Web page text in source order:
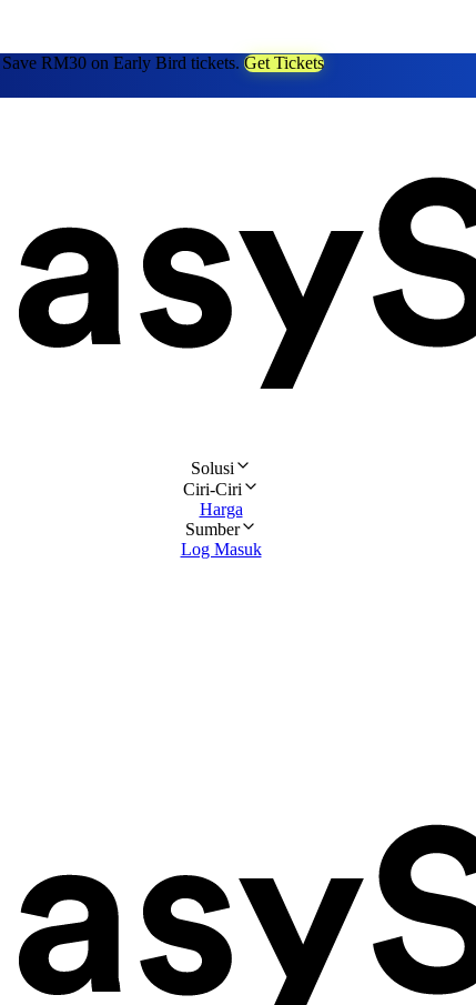
RM30 on Early Bird tickets. Get Tickets
Solusi
Ciri-Ciri
Harga
Sumber
Log Masuk